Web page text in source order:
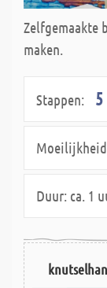
Zelfgemaakte
maken.
Stappen: 5
Duur: ca. 1